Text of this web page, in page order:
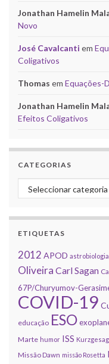
Jonathan Hamelin
Novo
José Cavalcanti em
Coligativos
Thomas em Equações-
Jonathan Hamelin
Efeitos Coligativos
CATEGORIAS
Categorias
ETIQUETAS
2012 APOD astrobiologia
Oliveira Carl Sagan
67P/Churyumov-
COVID-19
educação ESO
Marte humor ISS
Missão Dawn missão Rosetta